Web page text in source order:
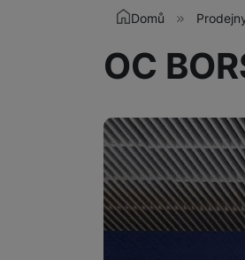
Akce a výprodej
Nositelná
Televize
Audio
Domácí
Tablety
Domů
OC